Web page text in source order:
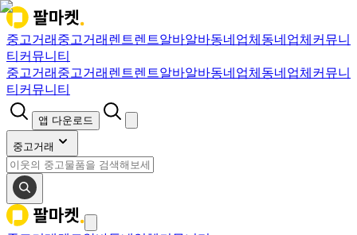
중고거래 중고거래 렌트렌트알바알바동네업체 동네업체 커뮤니
티 커뮤니티
중고거래 중고거래 렌트렌트알바알바동네업체 동네업체 커뮤니
티 커뮤니티
앱 다운로드
중고거래